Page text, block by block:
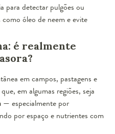
para detectar pulgões ou
óleo de neem e evite
é realmente
em campos, pastagens e
em algumas regiões, seja
— especialmente por
por espaço e nutrientes com